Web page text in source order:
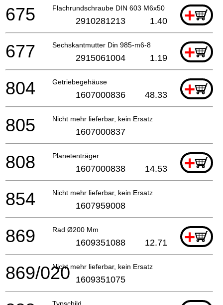
Flachrundschraube DIN 603 M6x50 +
675 2910281213 1.40
Sechskantmutter Din 985-m6-8 +
677 2915061004 1.19
Getriebegehäuse +
804 1607000836 48.33
Nicht mehr lieferbar, kein Ersatz
805 1607000837
Planetenträger +
808 1607000838 14.53
Nicht mehr lieferbar, kein Ersatz
854 1607959008
Rad Ø200 Mm +
869 1609351088 12.71
Nicht mehr lieferbar, kein Ersatz
869/020 1609351075